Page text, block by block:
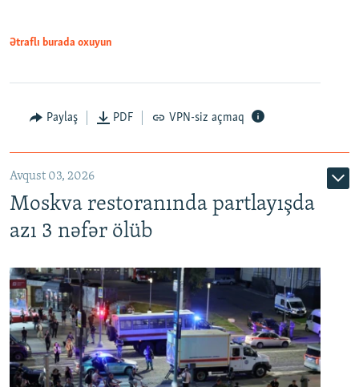
Ətraflı burada oxuyun
Paylaş PDF VPN-siz açmaq
Avqust 03, 2026
Moskva restoranında partlayışda
azı 3 nəfər ölüb